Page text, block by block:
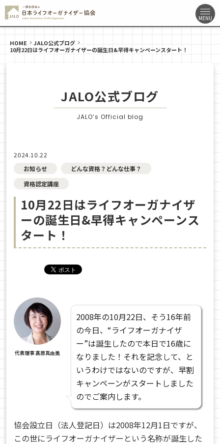
HOME
JALO公式ブログ
10月22日はライフオーガナイザーの誕生日&早得キャンペーンスタート！
JALO公式ブログ
JALO’s Official blog
2024.10.22
お知らせ
どんな資格？どんな仕事？
資格認定講座
10月22日はライフオーガナイザ
ーの誕生日&早得キャンペーンス
タート！
代表理事 髙原真由美
2008年の10月22日、そう16年前
の今日、“ライフオーガナイザ
ー”は誕生したので本日で16歳に
なりました！それを記念して、と
いうわけではないのですが、早割
キャンペーンがスタートしました
のでご案内します。
協会設立日（法人登記日）は2008年12月1日ですが、
この世にライフオーガナイザーという名称が誕生した